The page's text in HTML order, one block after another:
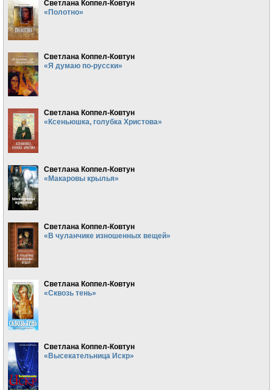
Светлана Коппел-Ковтун
«Полотно»
Светлана Коппел-Ковтун
«Я думаю по-русски»
Светлана Коппел-Ковтун
«Ксеньюшка, голубка Христова»
Светлана Коппел-Ковтун
«Макаровы крылья»
Светлана Коппел-Ковтун
«В чуланчике изношенных вещей»
Светлана Коппел-Ковтун
«Сквозь тень»
Светлана Коппел-Ковтун
«Высекательница Искр»